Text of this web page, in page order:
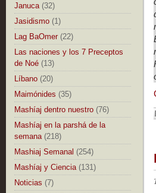
Januca (32)
Jasidismo (1)
Lag BaOmer (22)
Las naciones y los 7 Preceptos
de Noé (13)
Líbano (20)
Maimónides (35)
Mashíaj dentro nuestro (76)
Mashíaj en la parshá de la
semana (218)
Mashiaj Semanal (254)
Mashíaj y Ciencia (131)
Noticias (7)